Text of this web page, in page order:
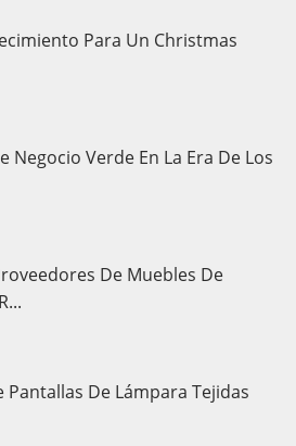
Para Un Christmas
Negocio Verde En La Era De Los
De Muebles De
Pantallas De Lámpara Tejidas